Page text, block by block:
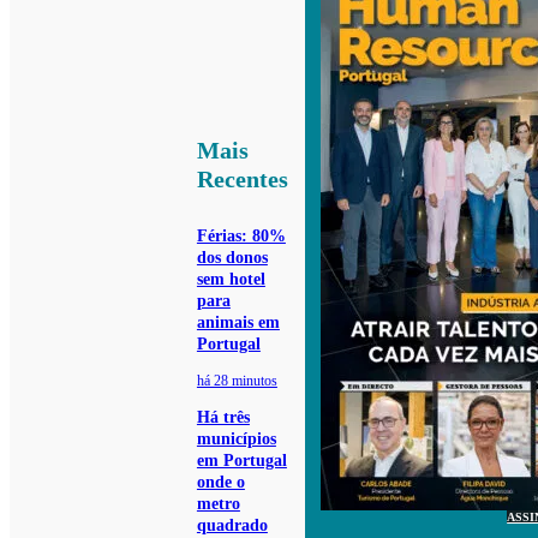
Mais
Recentes
Férias: 80%
dos donos
sem hotel
para
animais em
Portugal
há 28 minutos
Há três
municípios
em Portugal
onde o
metro
quadrado